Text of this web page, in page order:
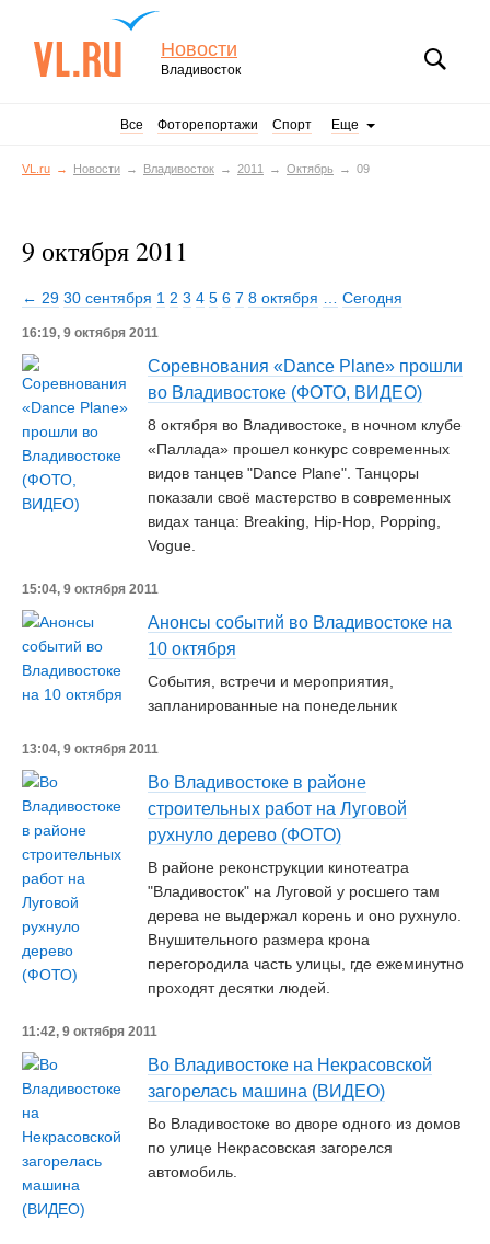
Новости
Владивосток
Все Фоторепортажи Спорт Еще
VL.ru Новости Владивосток 2011 Октябрь 09
9 октября 2011
← 29 30 сентября 1 2 3 4 5 6 7 8 октября Сегодня
16:19, 9 октября 2011
Соревнования «Dance Plane» прошли
во Владивостоке (ФОТО, ВИДЕО)
8 октября во Владивостоке, в ночном клубе
«Паллада» прошел конкурс современных
видов танцев "Dance Plane". Танцоры
показали своё мастерство в современных
видах танца: Breaking, Hip-Hop, Popping,
Vogue.
15:04, 9 октября 2011
Анонсы событий во Владивостоке на
10 октября
События, встречи и мероприятия,
запланированные на понедельник
13:04, 9 октября 2011
Во Владивостоке в районе
строительных работ на Луговой
рухнуло дерево (ФОТО)
В районе реконструкции кинотеатра
"Владивосток" на Луговой у росшего там
дерева не выдержал корень и оно рухнуло.
Внушительного размера крона
перегородила часть улицы, где ежеминутно
проходят десятки людей.
11:42, 9 октября 2011
Во Владивостоке на Некрасовской
загорелась машина (ВИДЕО)
Во Владивостоке во дворе одного из домов
по улице Некрасовская загорелся
автомобиль.